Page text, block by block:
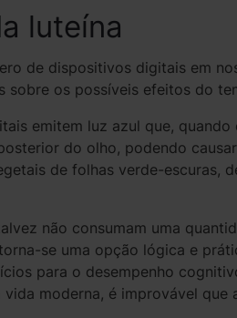
luteína
de dispositivos digitais em
sobre os possíveis efeitos do
emitem luz azul que,
do olho, podendo
de folhas verde-escuras,
não consumam uma
se uma opção lógica e
para o desempenho
moderna, é improvável